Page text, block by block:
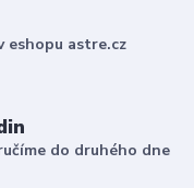
eshopu astre.cz
do druhého dne